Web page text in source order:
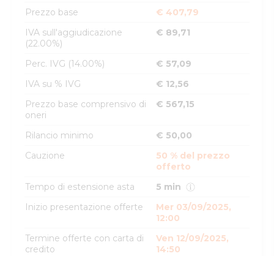
Prezzo base
€ 407,79
IVA sull'aggiudicazione
(22.00%)
€ 89,71
Perc. IVG (14.00%)
€ 57,09
IVA su % IVG
€ 12,56
Prezzo base comprensivo di
oneri
€ 567,15
Rilancio minimo
€ 50,00
Cauzione
50 % del prezzo
offerto
Tempo di estensione asta
5 min
Inizio presentazione offerte
Mer 03/09/2025,
12:00
Termine offerte con carta di
credito
Ven 12/09/2025,
14:50